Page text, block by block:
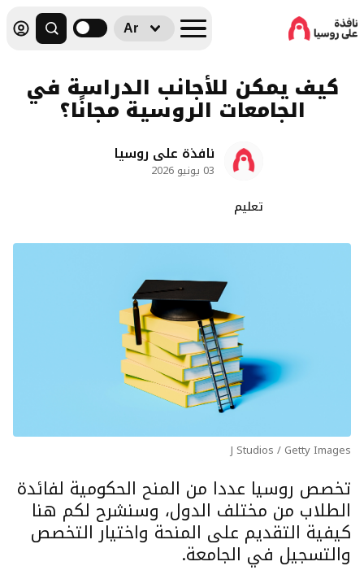
Ar
كيف يمكن للأجانب الدراسة في
الجامعات الروسية مجانًا؟
نافذة على روسيا
03 يونيو 2026
تعليم
J Studios / Getty Images
تخصص روسيا عددا من المنح الحكومية لفائدة
الطلاب من مختلف الدول، وسنشرح لكم هنا
كيفية التقديم على المنحة واختيار التخصص
والتسجيل في الجامعة.